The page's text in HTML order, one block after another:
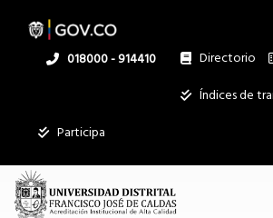
contenido
Linea
018000 - 914410 Directorio
Índices de
Participa